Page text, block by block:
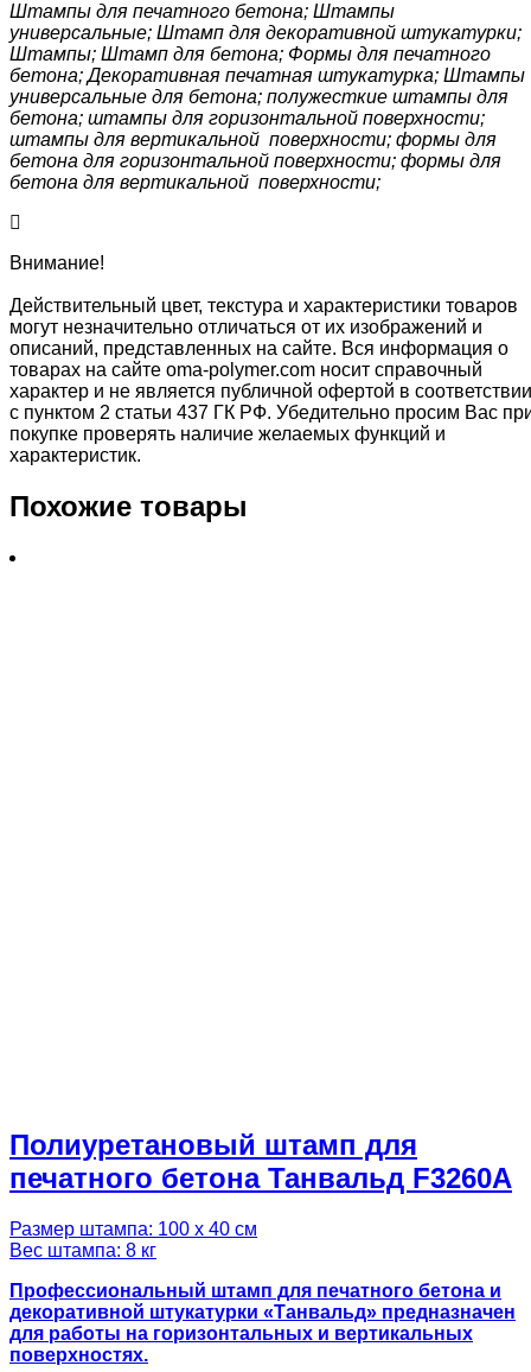
Штампы для печатного бетона; Штампы
универсальные; Штамп для декоративной штукатурки;
Штампы; Штамп для бетона; Формы для печатного
бетона; Декоративная печатная штукатурка; Штампы
универсальные для бетона; полужесткие штампы для
бетона; штампы для горизонтальной поверхности;
штампы для вертикальной поверхности; формы для
бетона для горизонтальной поверхности; формы для
бетона для вертикальной поверхности;
Внимание!
Действительный цвет, текстура и характеристики товаров
могут незначительно отличаться от их изображений и
описаний, представленных на сайте. Вся информация о
товарах на сайте oma-polymer.com носит справочный
характер и не является публичной офертой в соответствии
с пунктом 2 статьи 437 ГК РФ. Убедительно просим Вас
покупке проверять наличие желаемых функций и
характеристик.
Похожие товары
Полиуретановый штамп для
печатного бетона Танвальд F3260A
Размер штампа: 100 х 40 см
Вес штампа: 8 кг
Профессиональный штамп для печатного бетона и
декоративной штукатурки «Танвальд» предназначен
для работы на горизонтальных и вертикальных
поверхностях.